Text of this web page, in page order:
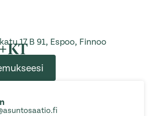
17 B 91, Espoo, Finnoo